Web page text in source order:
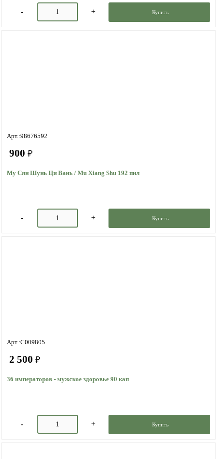
Купить
Арт.:98676592
900 ₽
Му Сян Шунь Ци Вань / Mu Xiang Shu 192 пил
Купить
Арт.:C009805
2 500 ₽
36 императоров - мужское здоровье 90 кап
Купить